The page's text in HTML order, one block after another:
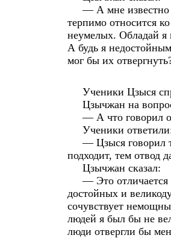
— А мне известно
терпимо относится
неумелых. Обладай я
А будь я
мог бы их
Ученики Цзыся
Цзычжан на
— А что говорил
Ученики
— Цзыся говорил
подходит, тем отвод
Цзычжан сказал:
— Это отличается
достойных и
сочувствует
людей я был бы не
люди отвергли бы